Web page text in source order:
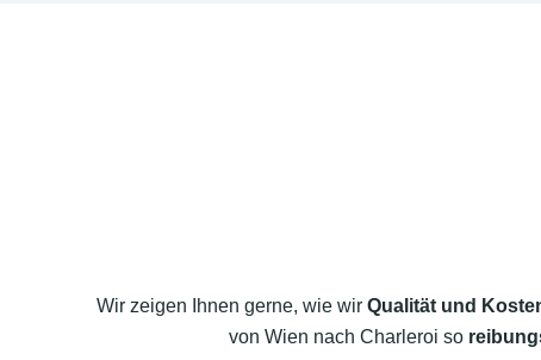
Wir zeigen Ihnen gerne, wie wir Qualität und
von Wien nach Charleroi so